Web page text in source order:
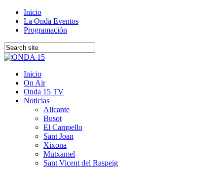
Inicio
La Onda Eventos
Programación
Inicio
On Air
Onda 15 TV
Noticias
Alicante
Busot
El Campello
Sant Joan
Xixona
Mutxamel
Sant Vicent del Raspeig